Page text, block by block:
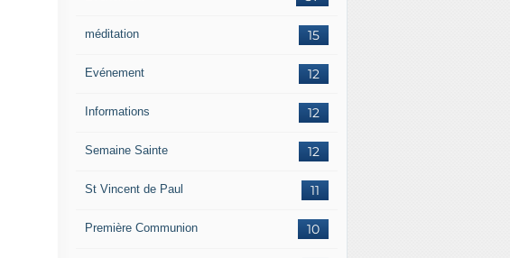
15
méditation
12
Evénement
12
Informations
12
Semaine Sainte
11
St Vincent de Paul
10
Première Communion